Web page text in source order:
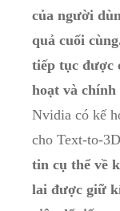
của người
quả cuối
tiếp tục được
hoạt và chính
Nvidia có kế
cho Text-to-
tin cụ thể về
lai được giữ